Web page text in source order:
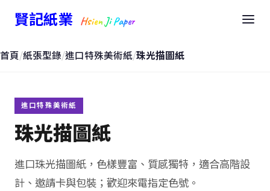
賢記紙業 Hsien Ji Paper
首頁/紙張型錄/進口特殊美術紙/珠光描圖紙
進口特殊美術紙
珠光描圖紙
進口珠光描圖紙，色樣豐富、質感獨特，適合高階設
計、邀請卡與包裝；歡迎來電指定色號。